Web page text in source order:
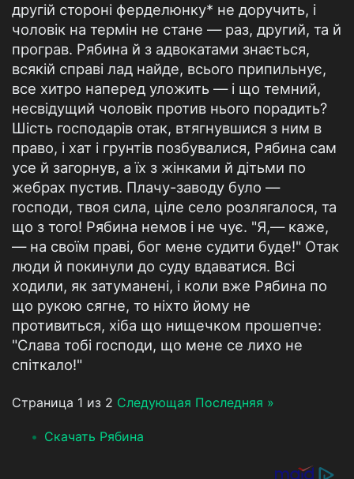
другій стороні ферделюнку* не доручить, і
чоловік на термін не стане — раз, другий, та й
програв. Рябина й з адвокатами знається,
всякій справі лад найде, всього припильнує,
все хитро наперед уло­жить — і що темний,
несвідущий чоловік против нього порадить?
Шість господарів отак, втягнувшися з ним в
право, і хат і грунтів позбувалися, Рябина сам
усе й загорнув, а їх з жінками й дітьми по
жебрах пустив. Плачу-заводу було —
господи, твоя сила, ціле село розлягалося, та
що з того! Рябина немов і не чує. "Я,— каже,
— на своїм праві, бог мене судити буде!" Отак
люди й покинули до суду вдаватися. Всі
ходили, як затуманені, і коли вже Рябина по
що рукою сягне, то ніхто йому не
противиться, хіба що нищечком прошепче:
"Слава тобі господи, що мене се лихо не
спіткало!"
Страница 1 из 2 Следующая Последняя »
Скачать Рябина